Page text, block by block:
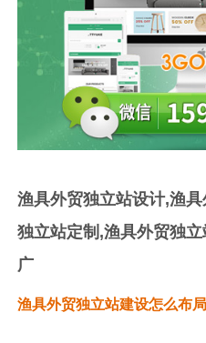
渔具外贸独立站设计,渔
独立站定制,渔具外贸独
广
渔具外贸独立站建设怎么布